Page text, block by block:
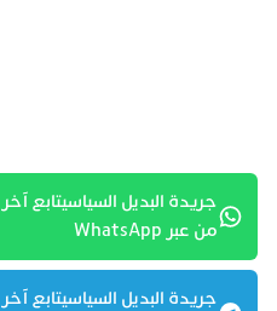
جريدة البديل السياسيتابع آخر
من عبر WhatsApp
جريدة البديل السياسيتابع آخر